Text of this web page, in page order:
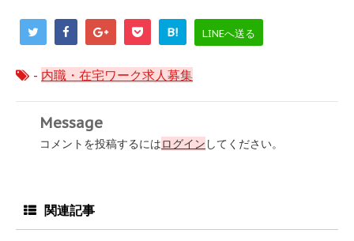
B! LINEへ送る
- 内職・在宅ワーク求人募集
Message
コメントを投稿するにはログイン してください。
関連記事